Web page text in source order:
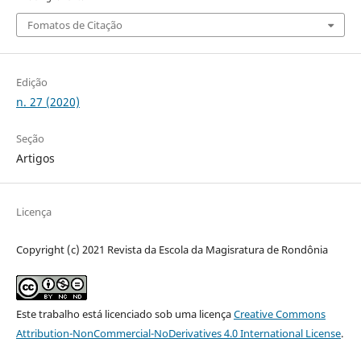
Fomatos de Citação
Edição
n. 27 (2020)
Seção
Artigos
Licença
Copyright (c) 2021 Revista da Escola da Magisratura de Rondônia
Este trabalho está licenciado sob uma licençaCreative Commons
Attribution-NonCommercial-NoDerivatives 4.0 International License.